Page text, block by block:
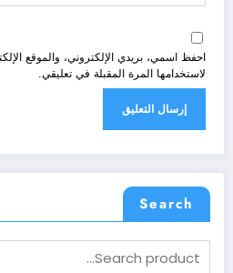
احفظ اسمي، بريدي الإلكتروني، والموقع
لاستخدامها المرة المقبلة في تعليقي.
Search